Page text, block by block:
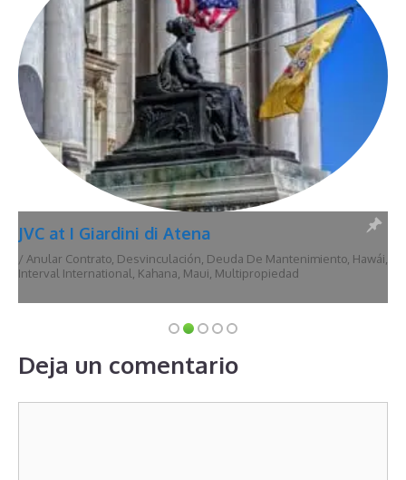
JVC at I Giardini di Atena
/ Anular Contrato, Desvinculación, Deuda De Mantenimiento, Hawái,
Interval International, Kahana, Maui, Multipropiedad
Deja un comentario